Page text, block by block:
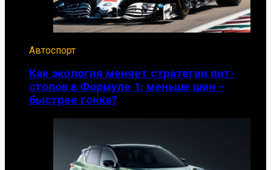
Автоспорт
Как экология меняет стратегии пит-
стопов в Формуле 1: меньше шин –
быстрее гонка?